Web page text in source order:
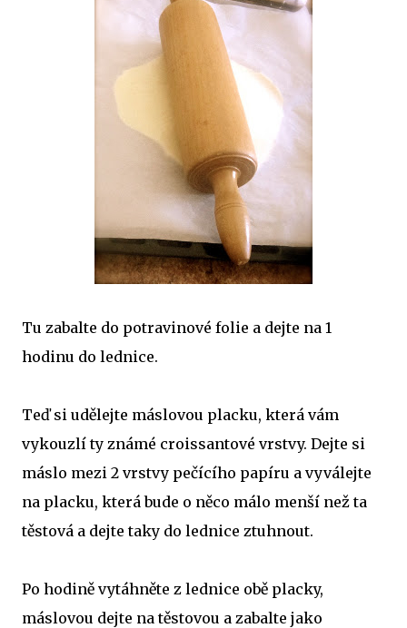
Tu zabalte do potravinové folie a dejte na 1
hodinu do lednice.
Teď si udělejte máslovou placku, která vám
vykouzlí ty známé croissantové vrstvy. Dejte si
máslo mezi 2 vrstvy pečícího papíru a vyválejte
na placku, která bude o něco málo menší než ta
těstová a dejte taky do lednice ztuhnout.
Po hodině vytáhněte z lednice obě placky,
máslovou dejte na těstovou a zabalte jako